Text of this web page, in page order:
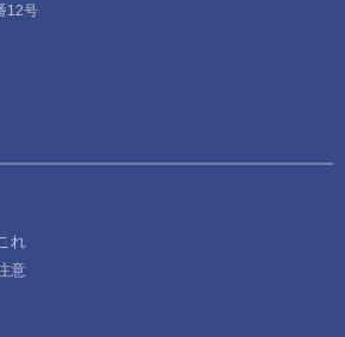
12号
れ
意